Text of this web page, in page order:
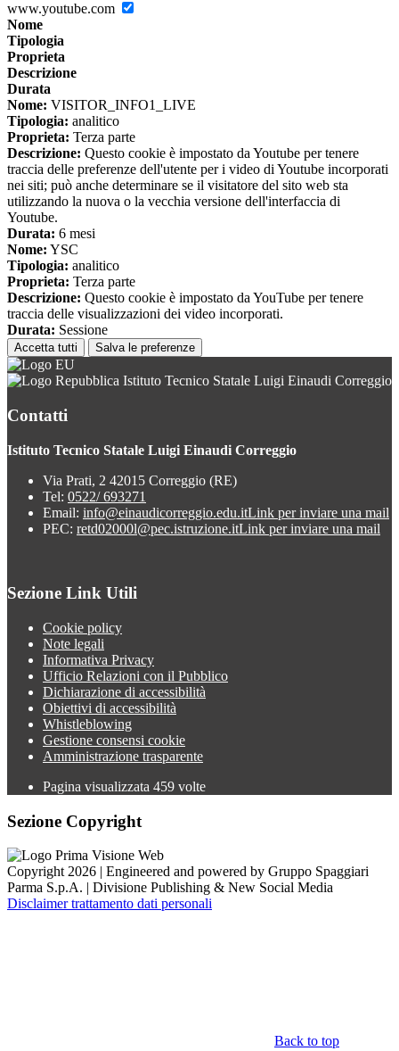
www.youtube.com
Nome
Tipologia
Proprieta
Descrizione
Durata
Nome: VISITOR_INFO1_LIVE
Tipologia: analitico
Proprieta: Terza parte
Descrizione: Questo cookie è impostato da Youtube per tenere
traccia delle preferenze dell'utente per i video di Youtube incorporati
nei siti; può anche determinare se il visitatore del sito web sta
utilizzando la nuova o la vecchia versione dell'interfaccia di
Youtube.
Durata: 6 mesi
Nome: YSC
Tipologia: analitico
Proprieta: Terza parte
Descrizione: Questo cookie è impostato da YouTube per tenere
traccia delle visualizzazioni dei video incorporati.
Durata: Sessione
Accetta tutti Salva le preferenze
Istituto Tecnico Statale Luigi Einaudi Correggio
Contatti
Istituto Tecnico Statale Luigi Einaudi Correggio
Via Prati, 2 42015 Correggio (RE)
Tel: 0522/ 693271
Email: info@einaudicorreggio.edu.itLink per inviare una mail
PEC: retd02000l@pec.istruzione.itLink per inviare una mail
Sezione Link Utili
Cookie policy
Note legali
Informativa Privacy
Ufficio Relazioni con il Pubblico
Dichiarazione di accessibilità
Obiettivi di accessibilità
Whistleblowing
Gestione consensi cookie
Amministrazione trasparente
Pagina visualizzata 459 volte
Sezione Copyright
Copyright 2026 | Engineered and powered by Gruppo Spaggiari
Parma S.p.A. | Divisione Publishing & New Social Media
Disclaimer trattamento dati personali
Back to top